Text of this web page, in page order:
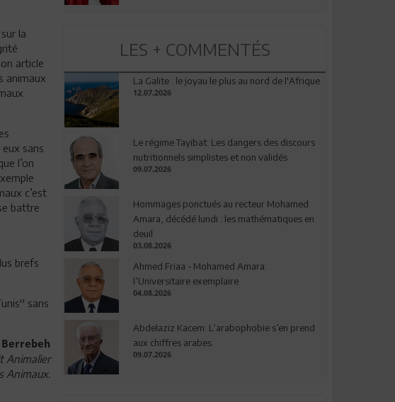
la
article
animaux
sans
l’on
c’est
battre
brefs
sans
Animalier
Animaux.
LES + COMMENTÉS
La Galite : le joyau le plus au nord de l'Afrique
12.07.2026
Le régime Tayibat: Les dangers des discours
nutritionnels simplistes et non validés
09.07.2026
Hommages ponctués au recteur Mohamed
Amara, décédé lundi : les mathématiques en
deuil
03.08.2026
Ahmed Friaa - Mohamed Amara:
l’Universitaire exemplaire
04.08.2026
Abdelaziz Kacem: L’arabophobie s’en prend
aux chiffres arabes
09.07.2026